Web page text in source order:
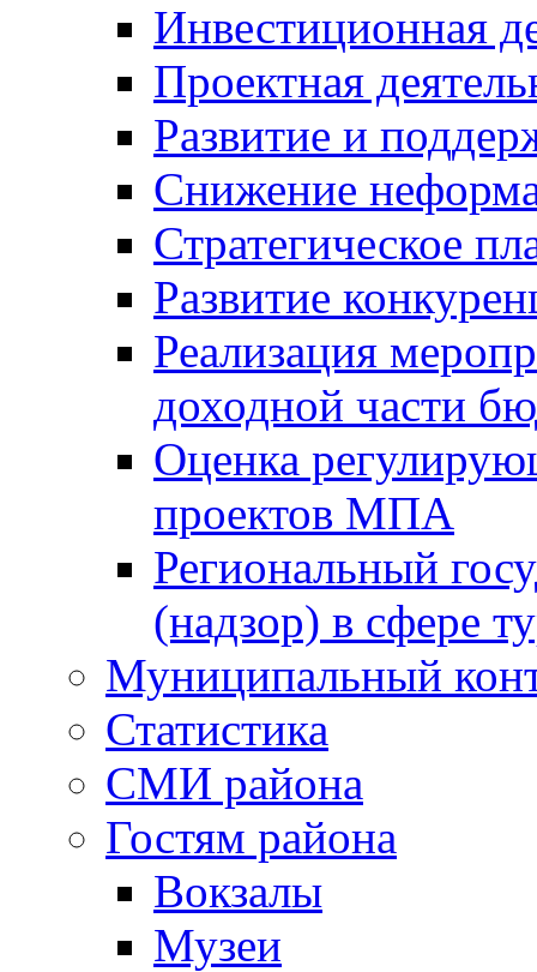
Инвестиционная
Проектная
Развитие и
Снижение
Стратегическое
Развитие
Реализация
доходной части
Оценка
проектов МПА
Региональный
(надзор) в сфере
Муниципальный
Статистика
СМИ района
Гостям района
Вокзалы
Музеи